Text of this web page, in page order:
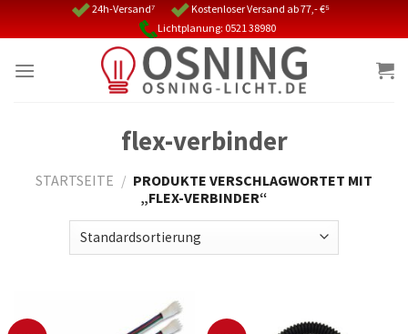
24h-Versand⁷
Kostenloser Versand ab 77,- €⁵
Lichtplanung: 0521 38980
flex-verbinder
STARTSEITE / PRODUKTE VERSCHLAGWORTET MIT
„FLEX-VERBINDER“